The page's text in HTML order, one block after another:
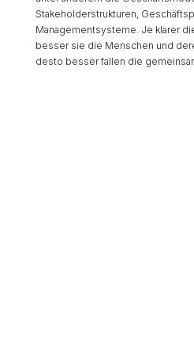
Stakeholderstrukturen,
Managementsysteme. Je klarer
besser sie die Menschen und
desto besser fallen die